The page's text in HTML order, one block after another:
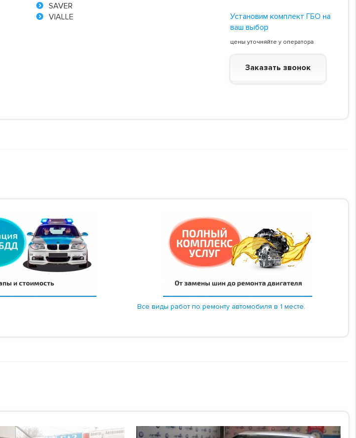
SAVER
VIALLE
Установим комплект ГБО на
ваш выбор
цены уточняйте у оператора
Заказать звонок
Все виды работ по ремонту автомобиля в 1 месте.